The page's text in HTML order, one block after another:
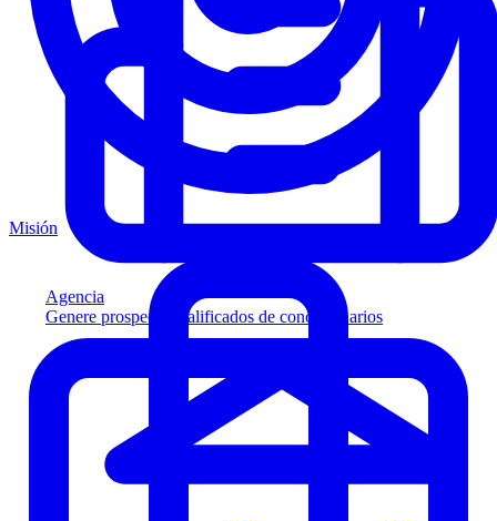
Agencia
Genere prospectos calificados de concesionarios
Misión